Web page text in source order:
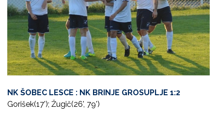
NK ŠOBEC LESCE : NK BRINJE GROSUPLJE 1:2
Gorišek(17'); Žugič(26', 79')